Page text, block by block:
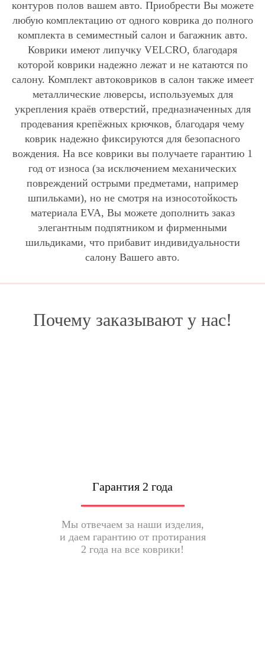
контуров полов вашем авто. Приобрести Вы можете
любую комплектацию от одного коврика до полного
комплекта в семиместный салон и багажник авто.
Коврики имеют липучку VELCRO, благодаря
которой коврики надежно лежат и не катаются по
салону. Комплект автоковриков в салон также имеет
металлические люверсы, используемых для
укрепления краёв отверстий, предназначенных для
продевания крепёжных крючков, благодаря чему
коврик надежно фиксируются для безопасного
вождения. На все коврики вы получаете гарантию 1
год от износа (за исключением механических
повреждений острыми предметами, например
шпильками), но не смотря на износотойкость
материала EVA, Вы можете дополнить заказ
элегантным подпятником и фирменными
шильдиками, что прибавит индивидуальности
салону Вашего авто.
Почему заказывают у нас!
Гарантия 2 года
Мы отвечаем за наши изделия,
и даем гарантию от протирания
2 года на все коврики!